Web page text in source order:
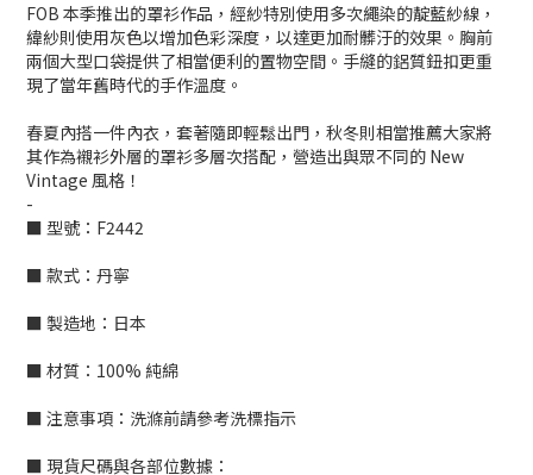
FOB 本季推出的罩衫作品，經紗特別使用多次繩染的靛藍紗線，
緯紗則使用灰色以增加色彩深度，以達更加耐髒汙的效果。胸前
兩個大型口袋提供了相當便利的置物空間。手縫的鋁質鈕扣更重
現了當年舊時代的手作溫度。
春夏內搭一件內衣，套著隨即輕鬆出門，秋冬則相當推薦大家將
其作為襯衫外層的罩衫多層次搭配，營造出與眾不同的 New
Vintage 風格！
-
■ 型號：F2442
■ 款式：丹寧
■ 製造地：日本
■ 材質：100% 純綿
■ 注意事項：洗滌前請參考洗標指示
■ 現貨尺碼與各部位數據：